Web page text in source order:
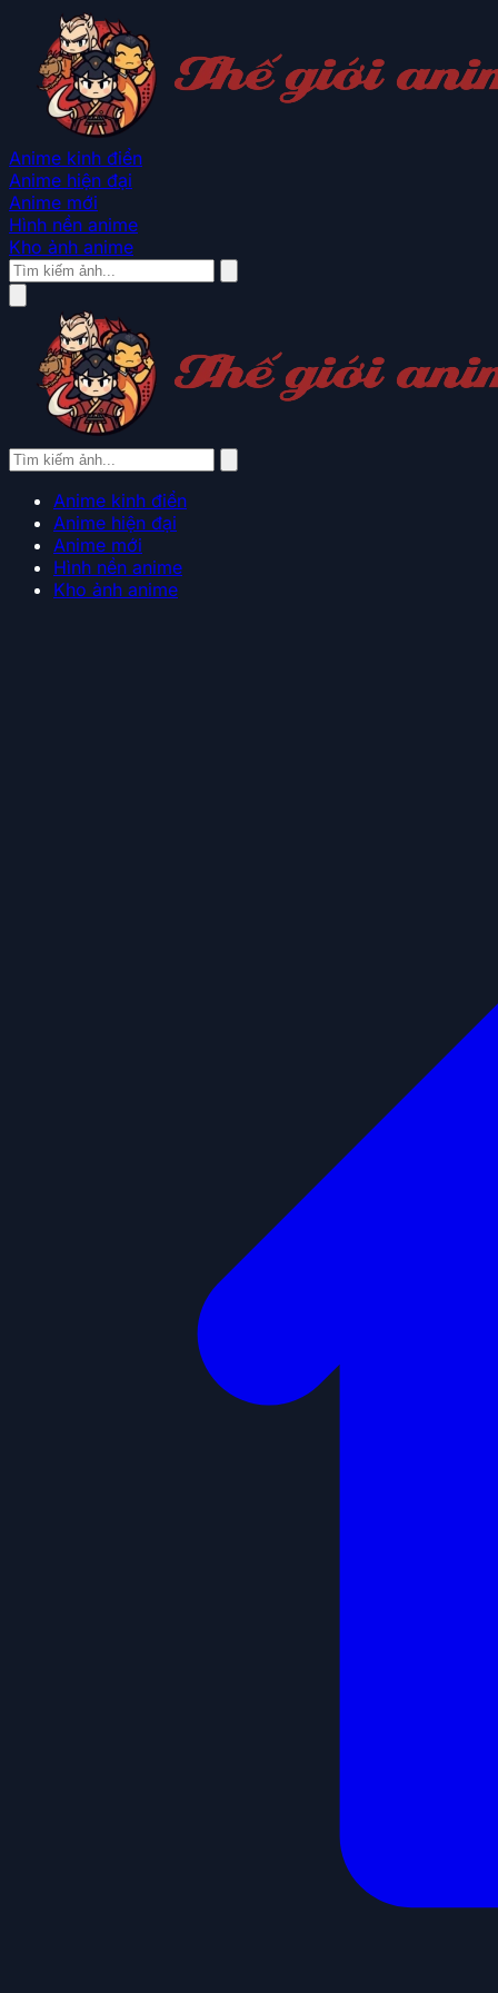
Anime kinh điển
Anime hiện đại
Anime mới
Hình nền anime
Kho ảnh anime
Anime kinh điển
Anime hiện đại
Anime mới
Hình nền anime
Kho ảnh anime